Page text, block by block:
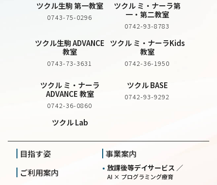
ツクル ミ・ナーラKids
教室
0742-36-1950
ツクル生駒 第一教室
0743-75-0296
ツクル ミ・ナーラ第
一・第二教室
0742-93-8783
ツクル生駒 ADVANCE
教室
0743-73-3631
ツクル ミ・ナーラ
ADVANCE 教室
0742-36-0860
ツクル Lab
ツクル BASE
0742-93-9292
目指す姿
ご利用案内
事業案内
放課後等デイサービス ／
AI × プログラミング療育